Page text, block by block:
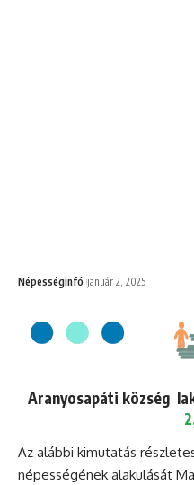
Népességinfó január 2, 2025
Aranyosapáti község
Az alábbi kimutatás
népességének alakulását